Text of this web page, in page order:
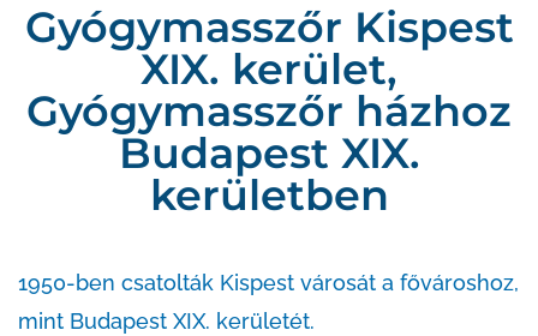
Gyógymasszőr Kispest
XIX. kerület,
Gyógymasszőr házhoz
Budapest XIX.
kerületben
1950-ben csatolták Kispest városát a fővároshoz,
mint Budapest XIX. kerületét.